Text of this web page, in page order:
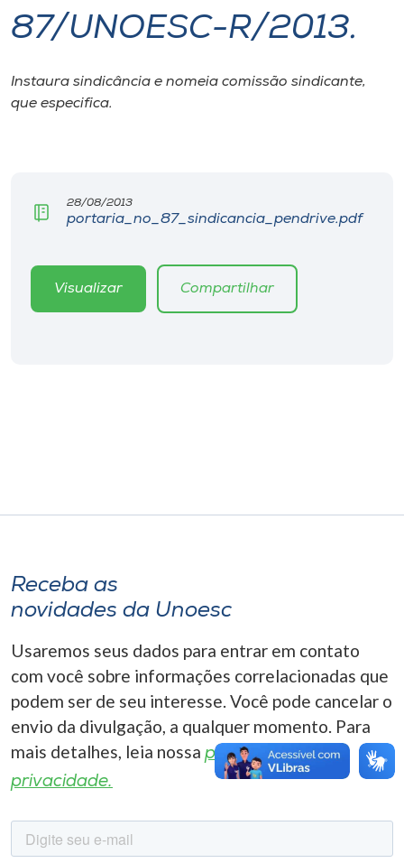
I.nova
Diplomados
CPA
Editora
Selecione
o idioma
87/UNOESC-R/2013.
Instaura sindicância e nomeia comissão sindicante,
que especifica.
28/08/2013
portaria_no_87_sindicancia_pendrive.pdf
Visualizar Compartilhar
Receba as
novidades da Unoesc
Usaremos seus dados para entrar em contato
com você sobre informações correlacionadas que
podem ser de seu interesse. Você pode cancelar o
envio da divulgação, a qualquer momento. Para
mais detalhes, leia nossa política de
privacidade.